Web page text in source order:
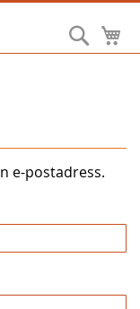
Sök
e-postadress.